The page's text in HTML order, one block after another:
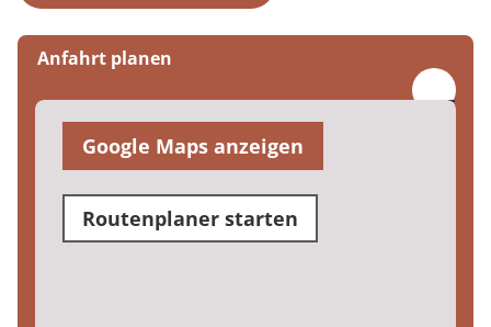
Anfahrt planen
Google Maps anzeigen
Routenplaner starten